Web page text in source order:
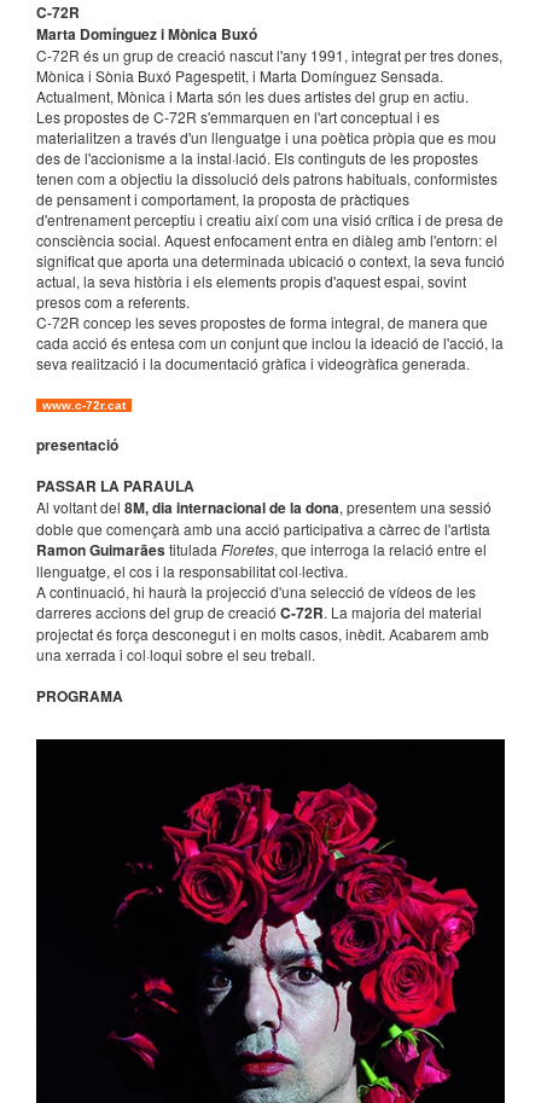
C-72R
Marta Domínguez i Mònica Buxó
C-72R és un grup de creació nascut l'any 1991, integrat per tres dones,
Mònica i Sònia Buxó Pagespetit, i Marta Domínguez Sensada.
Actualment, Mònica i Marta són les dues artistes del grup en actiu.
Les propostes de C-72R s'emmarquen en l'art conceptual i es
materialitzen a través d'un llenguatge i una poètica pròpia que es mou
des de l'accionisme a la instal·lació. Els continguts de les propostes
tenen com a objectiu la dissolució dels patrons habituals, conformistes
de pensament i comportament, la proposta de pràctiques
d'entrenament perceptiu i creatiu així com una visió crítica i de presa de
consciència social. Aquest enfocament entra en diàleg amb l'entorn: el
significat que aporta una determinada ubicació o context, la seva funció
actual, la seva història i els elements propis d'aquest espai, sovint
presos com a referents.
C-72R concep les seves propostes de forma integral, de manera que
cada acció és entesa com un conjunt que inclou la ideació de l'acció, la
seva realització i la documentació gràfica i videogràfica generada.
www.c-72r.cat
presentació
PASSAR LA PARAULA
Al voltant del 8M, dia internacional de la dona, presentem una sessió
doble que començarà amb una acció participativa a càrrec de l'artista
Ramon Guimarãestitulada Floretes, que interroga la relació entre el
llenguatge, el cos i la responsabilitat col·lectiva.
A continuació, hi haurà la projecció d'una selecció de vídeos de les
darreres accionsdel grup de creació C-72R. La majoria del material
projectat és força desconegut i en molts casos, inèdit. Acabarem amb
una xerrada i col·loqui sobre el seu treball.
PROGRAMA